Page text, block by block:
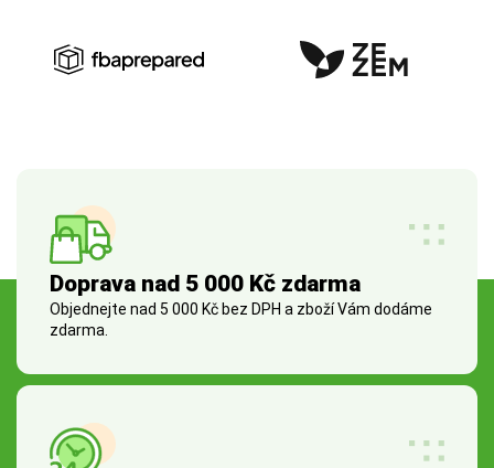
Doprava nad 5 000 Kč zdarma
Objednejte nad 5 000 Kč bez DPH a zboží Vám dodáme
zdarma.